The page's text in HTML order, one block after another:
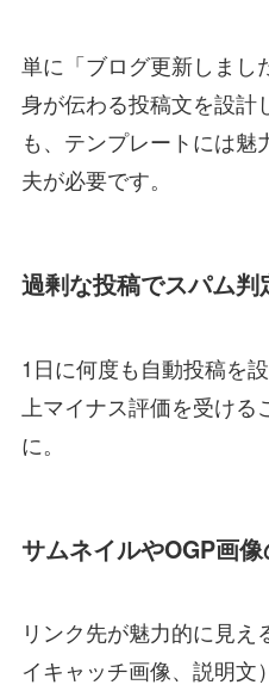
単に「ブログ更新しまし
身が伝わる投稿文を設計
も、テンプレートには魅
夫が必要です。
過剰な投稿でスパム
1日に何度も自動投稿を
上マイナス評価を受け
に。
サムネイルやOGP画
リンク先が魅力的に見
イキャッチ画像、説明文